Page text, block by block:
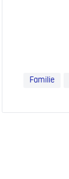
Familie